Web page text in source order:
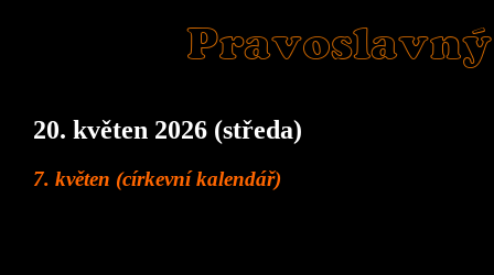
20. květen 2026 (středa)
7. květen (církevní kalendář)